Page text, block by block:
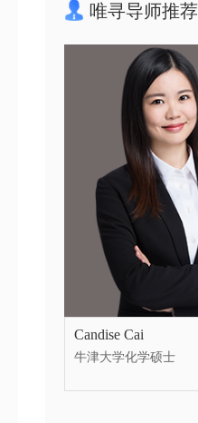
唯寻导师推荐
Candise Cai
牛津大学化学硕士